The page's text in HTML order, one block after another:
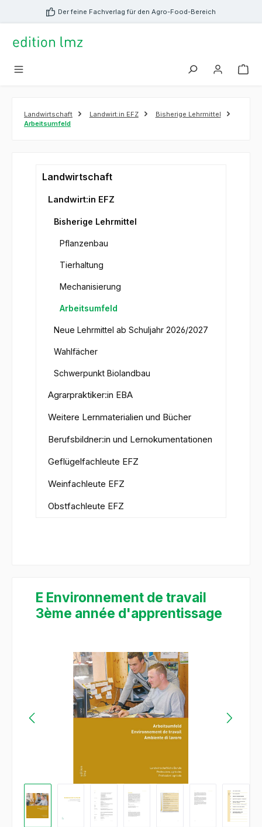
springen Der feine Fachverlag für den Agro-Food-Bereich
Landwirtschaft Landwirt:in EFZ
Bisherige Lehrmittel
Arbeitsumfeld
Landwirtschaft
Landwirt:in EFZ
Bisherige Lehrmittel
Pflanzenbau
Tierhaltung
Mechanisierung
Arbeitsumfeld
Neue Lehrmittel ab Schuljahr 2026/2027
Wahlfächer
Schwerpunkt Biolandbau
Agrarpraktiker:in EBA
Weitere Lernmaterialien und Bücher
Berufsbildner:in und Lernokumentationen
Geflügelfachleute EFZ
Weinfachleute EFZ
Obstfachleute EFZ
E Environnement de travail
3ème année d'apprentissage
Bildergalerie überspringen